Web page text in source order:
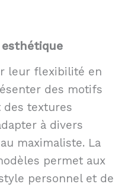
leur flexibilité en
des motifs
des textures
à divers
maximaliste. La
permet aux
personnel et de